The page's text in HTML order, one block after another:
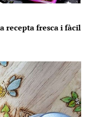
recepta fresca i fàcil